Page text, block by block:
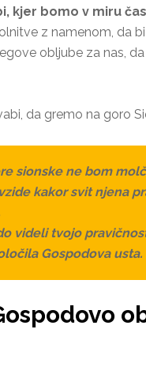
kjer bomo v miru
z namenom, da
obljube za nas,
da gremo na goro
sionske ne bom
kakor svit njena
videli tvojo
Gospodova usta.